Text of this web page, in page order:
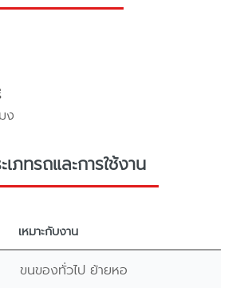
ง
เภทรถและการใช้งาน
เหมาะกับงาน
ขนของทั่วไป ย้ายหอ